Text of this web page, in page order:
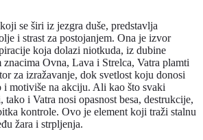
se širi iz jezgra duše, predstavlja
i strast za postojanjem. Ona je izvor
koja dolazi niotkuda, iz dubine
Ovna, Lava i Strelca, Vatra plamti
za izražavanje, dok svetlost koju donosi
i motiviše na akciju. Ali kao što svaki
tako i Vatra nosi opasnost besa, destrukcije,
kontrole. Ovo je element koji traži stalnu
žara i strpljenja.